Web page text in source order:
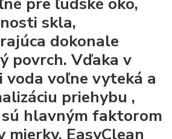
skla,
dokonale
povrch. Vďakav
voda voľne vyteká a
priehybu ,
hlavným faktorom
mierky. EasyClean